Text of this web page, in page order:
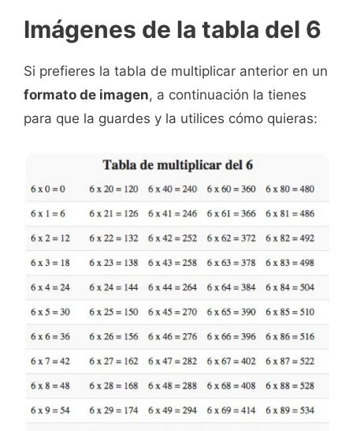
Imágenes de la tabla del 6
Si prefieres la tabla de multiplicar anterior en un
formato de imagen, a continuación la tienes
para que la guardes y la utilices cómo quieras: